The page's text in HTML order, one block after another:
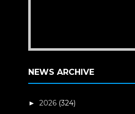
NEWS ARCHIVE
►2026 (324)